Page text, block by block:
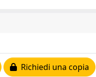
Richiedi una copia